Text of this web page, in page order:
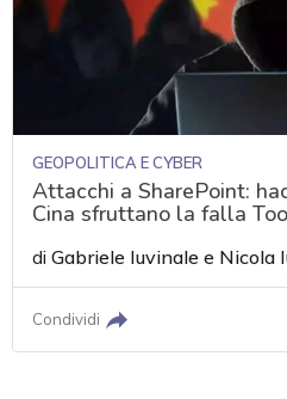
GEOPOLITICA E CYBER
Attacchi a SharePoint:
Cina sfruttano la falla
diGabriele Iuvinale e Nicola
Condividi